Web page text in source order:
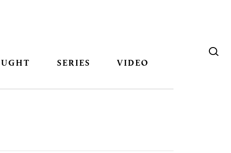
SERIES VIDEO